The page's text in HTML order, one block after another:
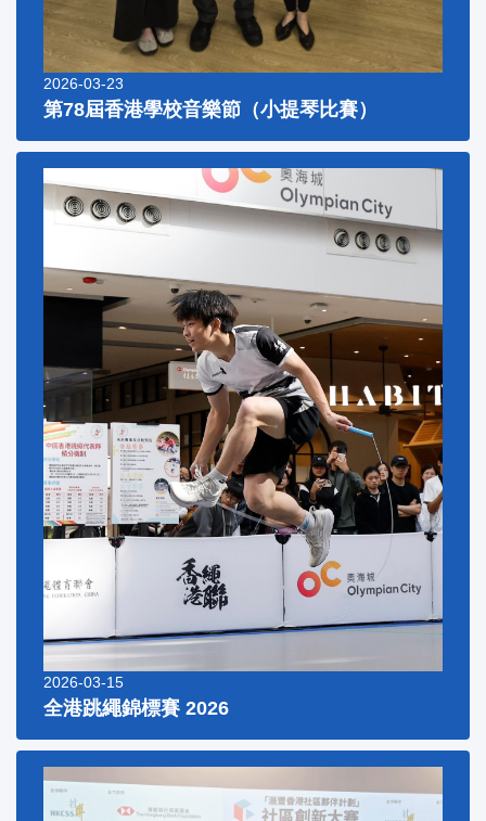
2026-03-23
第78屆香港學校音樂節（小提琴比賽）
2026-03-15
全港跳繩錦標賽 2026